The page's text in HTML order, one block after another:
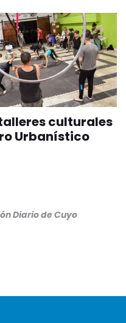
culturales
Urbanístico
Diario de Cuyo